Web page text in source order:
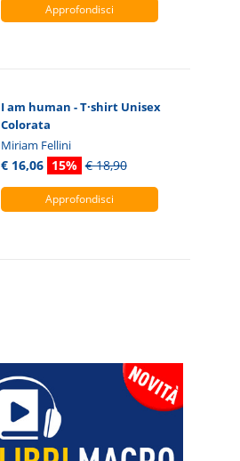
Approfondisci
I am human - T·shirt Unisex
Colorata
Miriam Fellini
€ 16,06 15% € 18,90
Approfondisci